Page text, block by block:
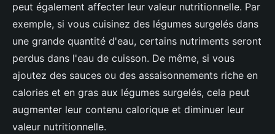
peut également affecter leur valeur nutritionnelle. Par
exemple, si vous cuisinez des légumes surgelés dans
une grande quantité d'eau, certains nutriments seront
perdus dans l'eau de cuisson. De même, si vous
ajoutez des sauces ou des assaisonnements riche en
calories et en gras aux légumes surgelés, cela peut
augmenter leur contenu calorique et diminuer leur
valeur nutritionnelle.